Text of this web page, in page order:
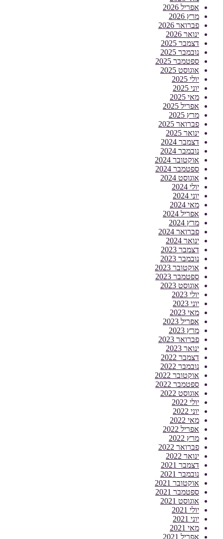
אפריל 2026
מרץ 2026
פברואר 2026
ינואר 2026
דצמבר 2025
נובמבר 2025
ספטמבר 2025
אוגוסט 2025
יולי 2025
יוני 2025
מאי 2025
אפריל 2025
מרץ 2025
פברואר 2025
ינואר 2025
דצמבר 2024
נובמבר 2024
אוקטובר 2024
ספטמבר 2024
אוגוסט 2024
יולי 2024
יוני 2024
מאי 2024
אפריל 2024
מרץ 2024
פברואר 2024
ינואר 2024
דצמבר 2023
נובמבר 2023
אוקטובר 2023
ספטמבר 2023
אוגוסט 2023
יולי 2023
יוני 2023
מאי 2023
אפריל 2023
מרץ 2023
פברואר 2023
ינואר 2023
דצמבר 2022
נובמבר 2022
אוקטובר 2022
ספטמבר 2022
אוגוסט 2022
יולי 2022
יוני 2022
מאי 2022
אפריל 2022
מרץ 2022
פברואר 2022
ינואר 2022
דצמבר 2021
נובמבר 2021
אוקטובר 2021
ספטמבר 2021
אוגוסט 2021
יולי 2021
יוני 2021
מאי 2021
אפריל 2021